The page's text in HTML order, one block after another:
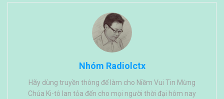
Nhóm Radiolctx
Hãy dùng truyền thông để làm cho Niềm Vui Tin Mừng
Chúa Ki-tô lan tỏa đến cho mọi người thời đại hôm nay